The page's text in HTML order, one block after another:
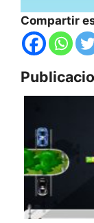
Compartir